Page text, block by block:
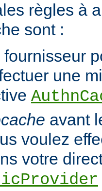
règles à
sont :
fournisseur
une
avant
voulez
votre